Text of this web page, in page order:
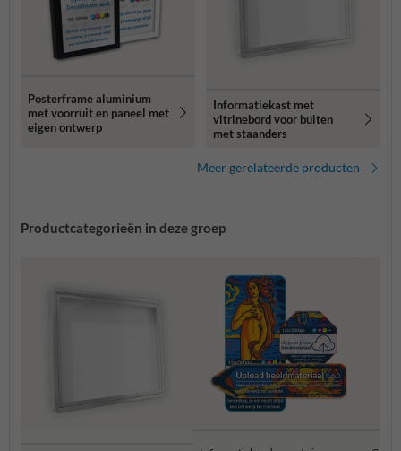
Posterframe aluminium
met voorruit en paneel met
eigen ontwerp
Informatiekast met
vitrinebord voor buiten
met staanders
Meer gerelateerde producten
Productcategorieën in deze groep